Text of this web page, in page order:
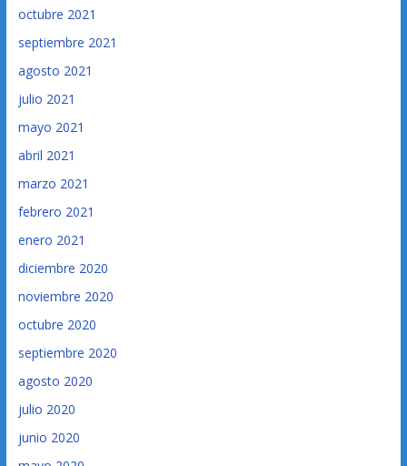
octubre 2021
septiembre 2021
agosto 2021
julio 2021
mayo 2021
abril 2021
marzo 2021
febrero 2021
enero 2021
diciembre 2020
noviembre 2020
octubre 2020
septiembre 2020
agosto 2020
julio 2020
junio 2020